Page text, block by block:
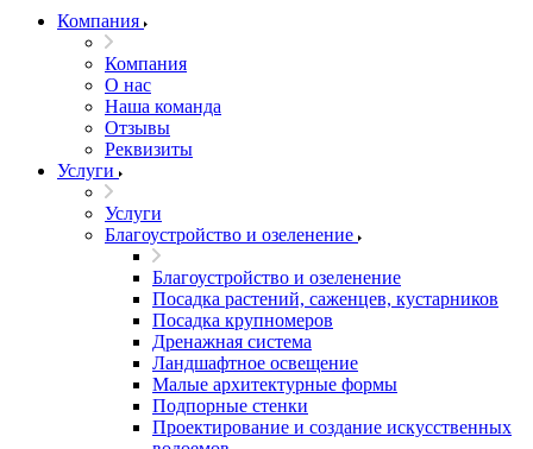
Компания
Компания
О нас
Наша команда
Отзывы
Реквизиты
Услуги
Услуги
Благоустройство и озеленение
Благоустройство и озеленение
Посадка растений, саженцев, кустарников
Посадка крупномеров
Дренажная система
Ландшафтное освещение
Малые архитектурные формы
Подпорные стенки
Проектирование и создание искусственных